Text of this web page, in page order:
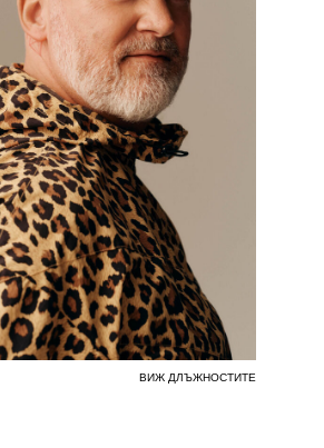
ВИЖ ДЛЪЖНОСТИТЕ